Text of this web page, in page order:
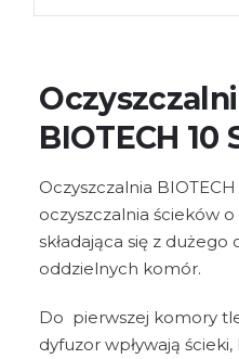
BIOTECH 10
Oczyszczalnia
oczyszczalnia ścieków
składająca się z
oddzielnych komór.
Do pierwszej komory
dyfuzor wpływają ścieki,